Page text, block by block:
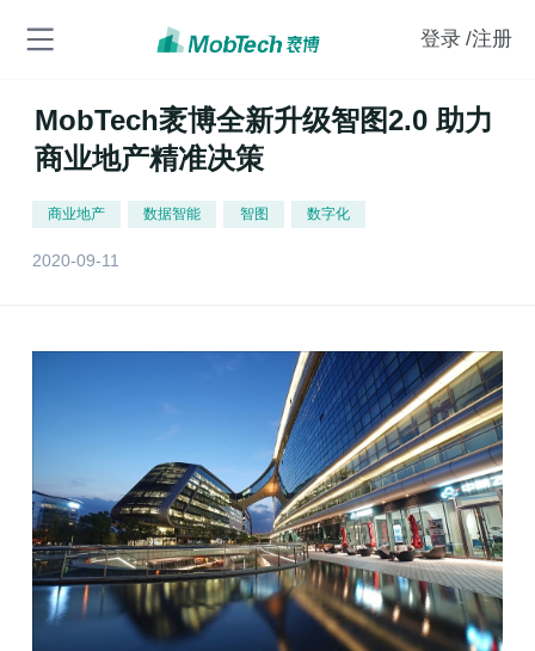
登录 /注册
MobTech袤博全新升级智图2.0 助力
商业地产精准决策
商业地产 数据智能 智图 数字化
2020-09-11